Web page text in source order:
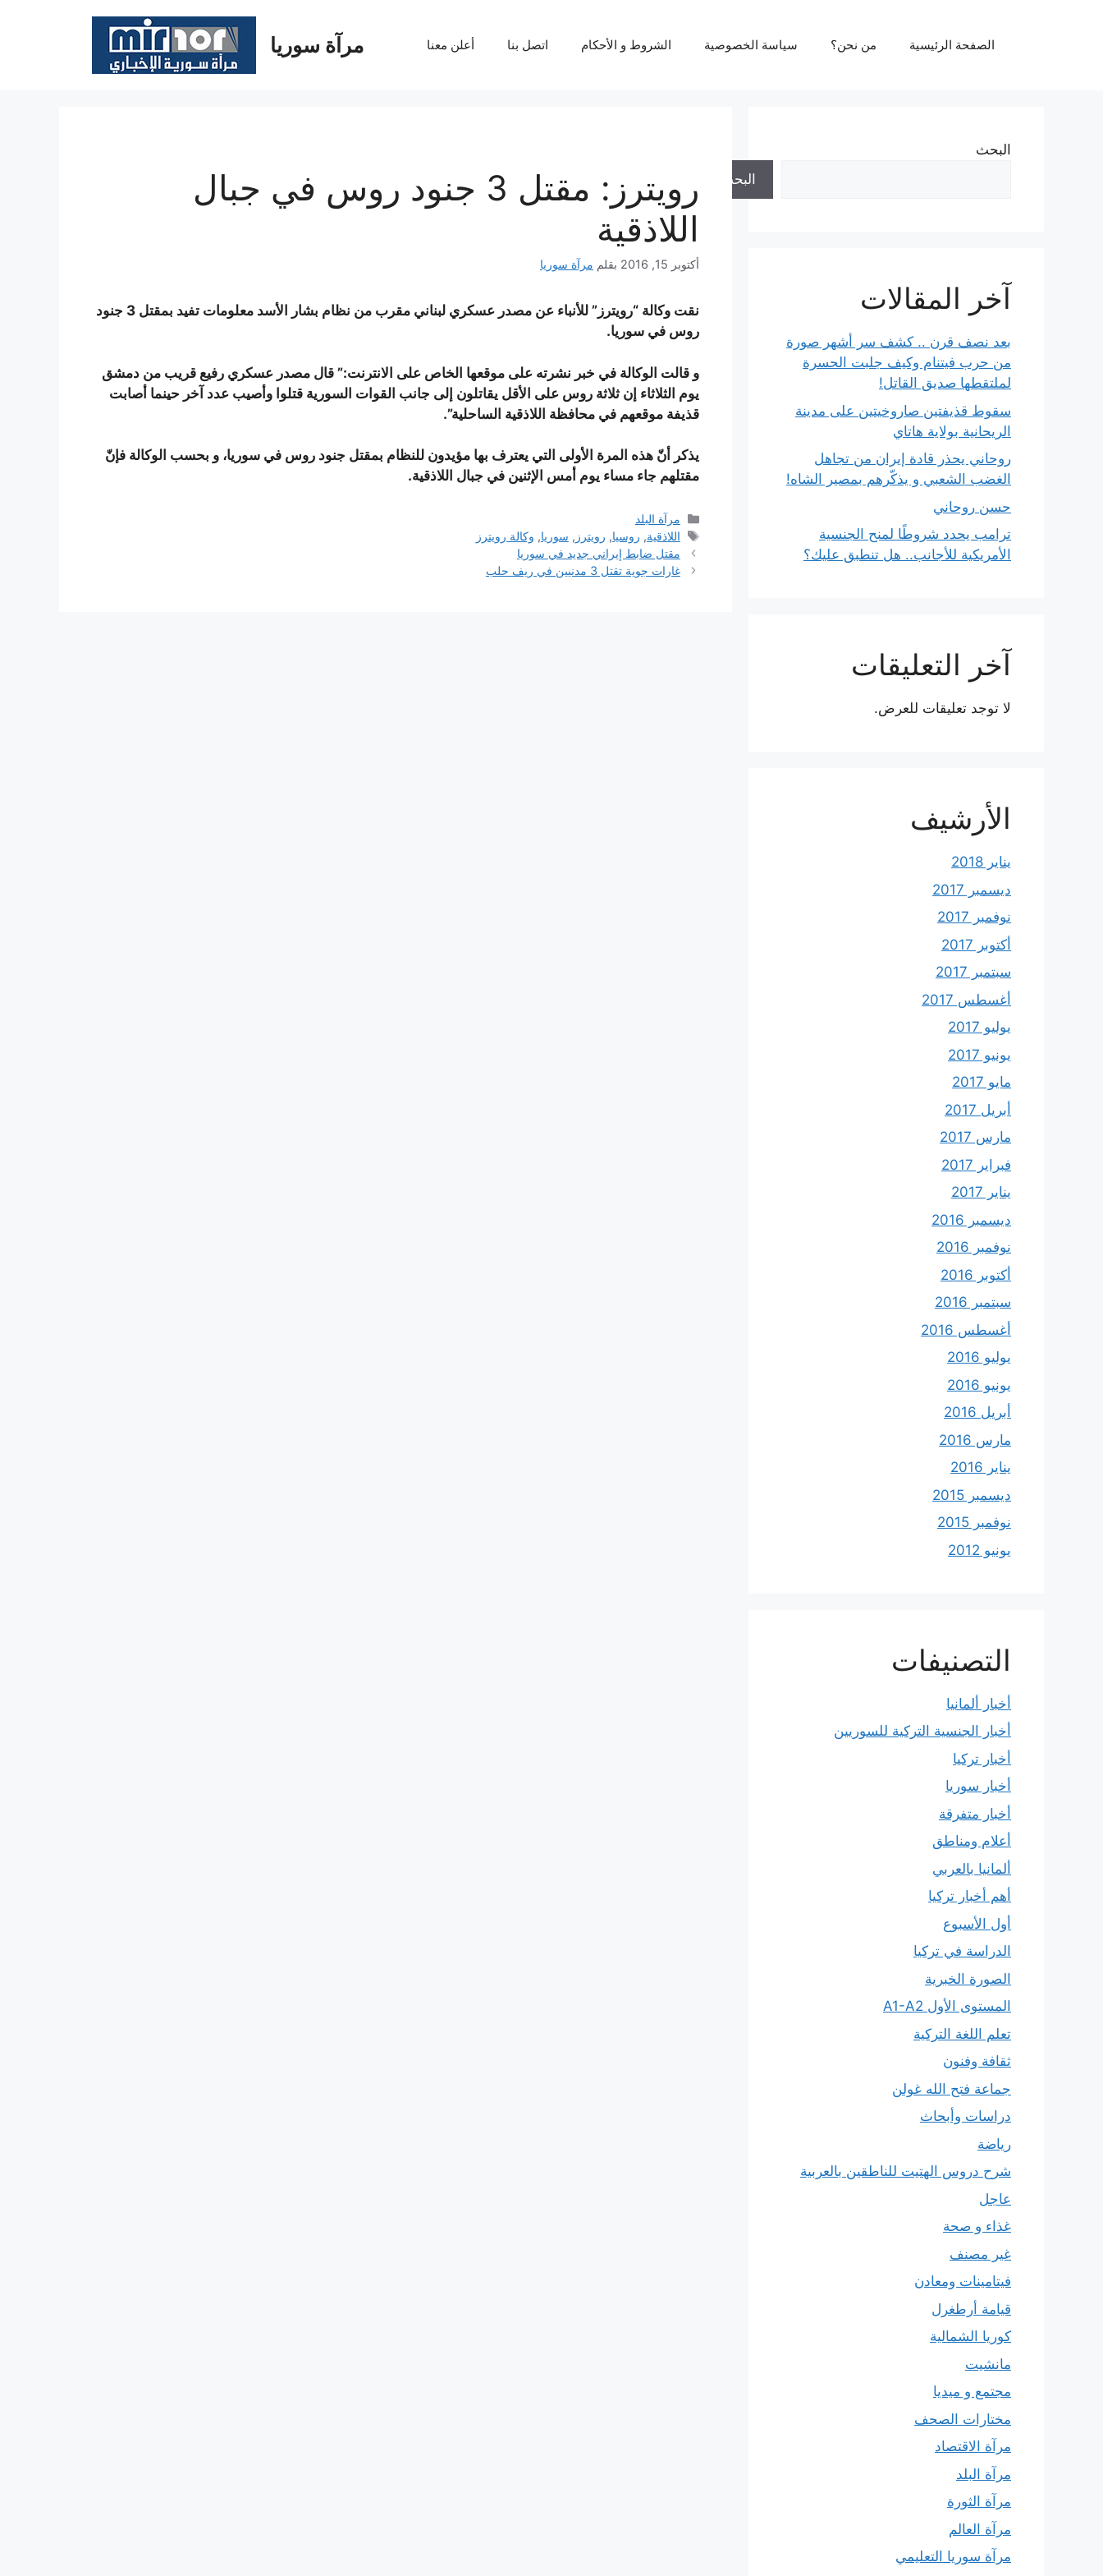
مرآة سوريا الصفحة الرئيسية من نحن؟ سياسة الخصوصية الشروط و الأحكام اتصل بنا أعلن معنا
رويترز: مقتل 3 جنود روس في جبال
اللاذقية
أكتوبر 15, 2016 بقلم مرآة سوريا
نقت وكالة “رويترز” للأنباء عن مصدر عسكري لبناني مقرب من نظام بشار الأسد معلومات تفيد بمقتل 3 جنود
روس في سوريا.
و قالت الوكالة في خبر نشرته على موقعها الخاص على الانترنت:” قال مصدر عسكري رفيع قريب من دمشق
يوم الثلاثاء إن ثلاثة روس على الأقل يقاتلون إلى جانب القوات السورية قتلوا وأصيب عدد آخر حينما أصابت
قذيفة موقعهم في محافظة اللاذقية الساحلية”.
يذكر أنّ هذه المرة الأولى التي يعترف بها مؤيدون للنظام بمقتل جنود روس في سوريا، و بحسب الوكالة فإنّ
مقتلهم جاء مساء يوم أمس الإثنين في جبال اللاذقية.
التصنيفات
مرآة البلد
الوسوم
اللاذقية, روسيا, رويترز , سوريا, وكالة رويترز
مقتل ضابط إيراني جديد في سوريا
غارات جوية تقتل 3 مدنيين في ريف حلب
البحث
البحث
آخر المقالات
بعد نصف قرن .. كشف سر أشهر صورة
من حرب فيتنام وكيف جلبت الحسرة
لملتقطها صديق القاتل!
سقوط قذيفتين صاروخيتين على مدينة
الريحانية بولاية هاتاي
روحاني يحذر قادة إيران من تجاهل
الغضب الشعبي و يذكّرهم بمصير الشاه!
حسن روحاني
ترامب يحدد شروطًا لمنح الجنسية
الأمريكية للأجانب.. هل تنطبق عليك؟
آخر التعليقات
لا توجد تعليقات للعرض.
الأرشيف
يناير 2018
ديسمبر 2017
نوفمبر 2017
أكتوبر 2017
سبتمبر 2017
أغسطس 2017
يوليو 2017
يونيو 2017
مايو 2017
أبريل 2017
مارس 2017
فبراير 2017
يناير 2017
ديسمبر 2016
نوفمبر 2016
أكتوبر 2016
سبتمبر 2016
أغسطس 2016
يوليو 2016
يونيو 2016
أبريل 2016
مارس 2016
يناير 2016
ديسمبر 2015
نوفمبر 2015
يونيو 2012
التصنيفات
أخبار ألمانيا
أخبار الجنسية التركية للسوريين
أخبار تركيا
أخبار سوريا
أخبار متفرقة
أعلام ومناطق
ألمانيا بالعربي
أهم أخبار تركيا
أول الأسبوع
الدراسة في تركيا
الصورة الخبرية
المستوى الأول A1-A2
تعلم اللغة التركية
ثقافة وفنون
جماعة فتح الله غولن
دراسات وأبحاث
رياضة
شرح دروس الهتيت للناطقين بالعربية
عاجل
غذاء و صحة
غير مصنف
فيتامينات ومعادن
قيامة أرطغرل
كوريا الشمالية
مانشيت
مجتمع و ميديا
مختارات الصحف
مرآة الاقتصاد
مرآة البلد
مرآة الثورة
مرآة العالم
مرآة سوريا التعليمي